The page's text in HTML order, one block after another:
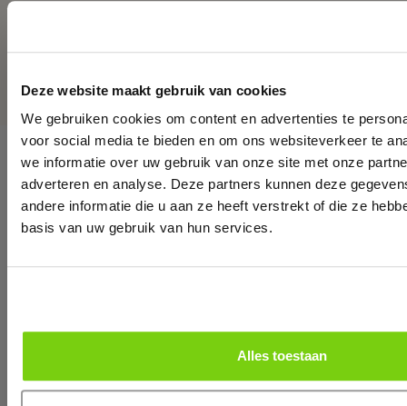
Deze website maakt gebruik van cookies
We gebruiken cookies om content en advertenties te
voor social media te bieden en om ons websiteverkeer te
we informatie over uw gebruik van onze site met onze
adverteren en analyse. Deze partners kunnen deze
andere informatie die u aan ze heeft verstrekt of die ze
basis van uw gebruik van hun services.
Alles toestaan
Wijnbar It's Wine
T.0299 - 39 98 88
Whatsapp.+31299399888